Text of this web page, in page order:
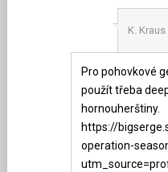
K. Kraus
Pro pohovkové
použít třeba
hornouherštiny.
https://
operation-